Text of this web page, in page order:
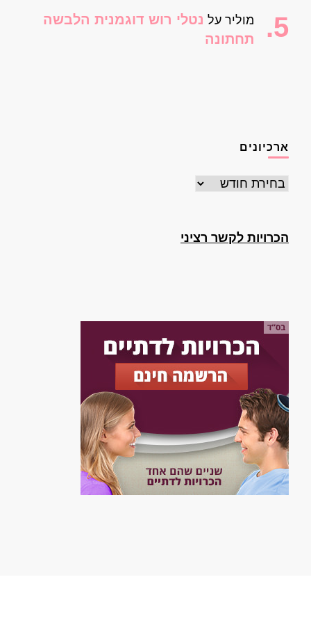
מוליר על נטלי רוש דוגמנית הלבשה
תחתונה
ארכיונים
ארכיונים
הכרויות לקשר רציני